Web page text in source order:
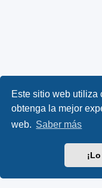
Este sitio web utiliza
obtenga la mejor
web. Saber más